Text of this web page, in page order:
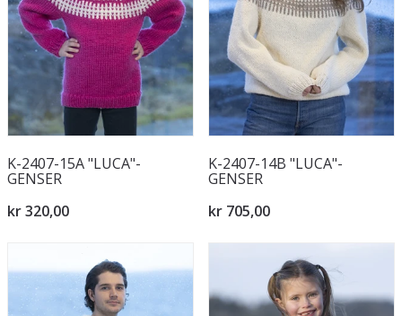
K-2407-15A "LUCA"-
GENSER
kr 320,00
K-2407-14B "LUCA"-
GENSER
kr 705,00